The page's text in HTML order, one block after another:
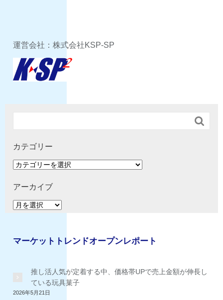
運営会社：株式会社KSP-SP

カテゴリー
カ
ゴ
ー
アーカイブ
ア
イ
マーケットトレンドオープンレポート
推し活人気が定着する中、価格帯UPで売上金額が伸長し
ている玩具菓子
2026年5月21日